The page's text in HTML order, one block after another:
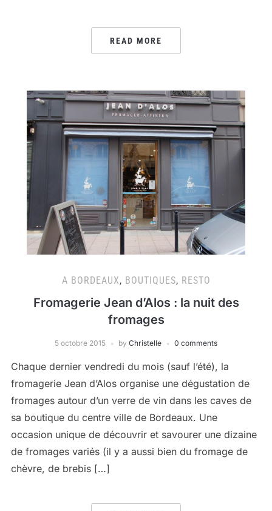
READ MORE
A BORDEAUX, BOUTIQUES, RESTO
Fromagerie Jean d’Alos : la nuit des
fromages
5 octobre 2015 by Christelle 0 comments
Chaque dernier vendredi du mois (sauf l’été), la
fromagerie Jean d’Alos organise une dégustation de
fromages autour d’un verre de vin dans les caves de
sa boutique du centre ville de Bordeaux. Une
occasion unique de découvrir et savourer une dizaine
de fromages variés (il y a aussi bien du fromage de
chèvre, de brebis […]